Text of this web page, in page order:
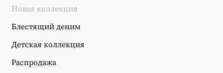
Новая коллекция
Блестящий деним
Детская коллекция
Распродажа